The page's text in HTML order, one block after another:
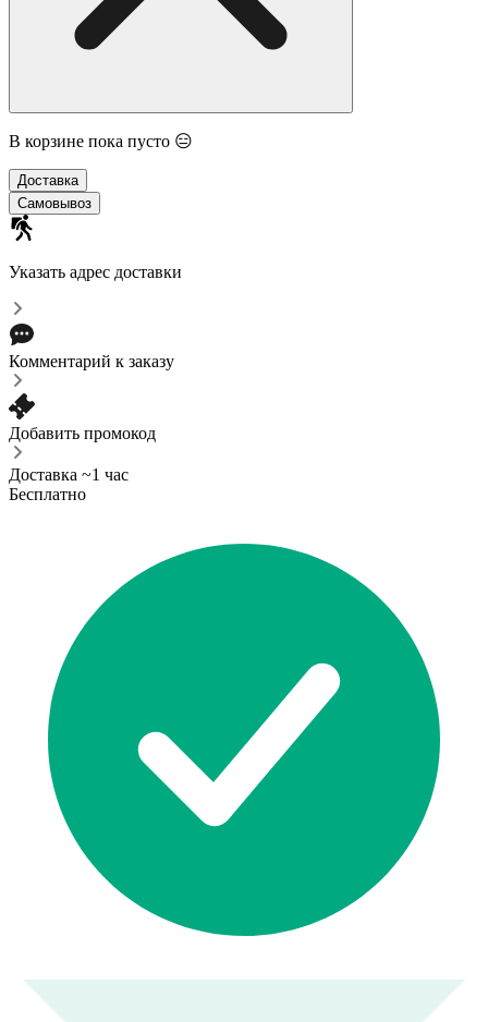
В корзине пока пусто 😑
Доставка
Самовывоз
Указать адрес доставки
Комментарий к заказу
Добавить промокод
Доставка ~1 час
Бесплатно